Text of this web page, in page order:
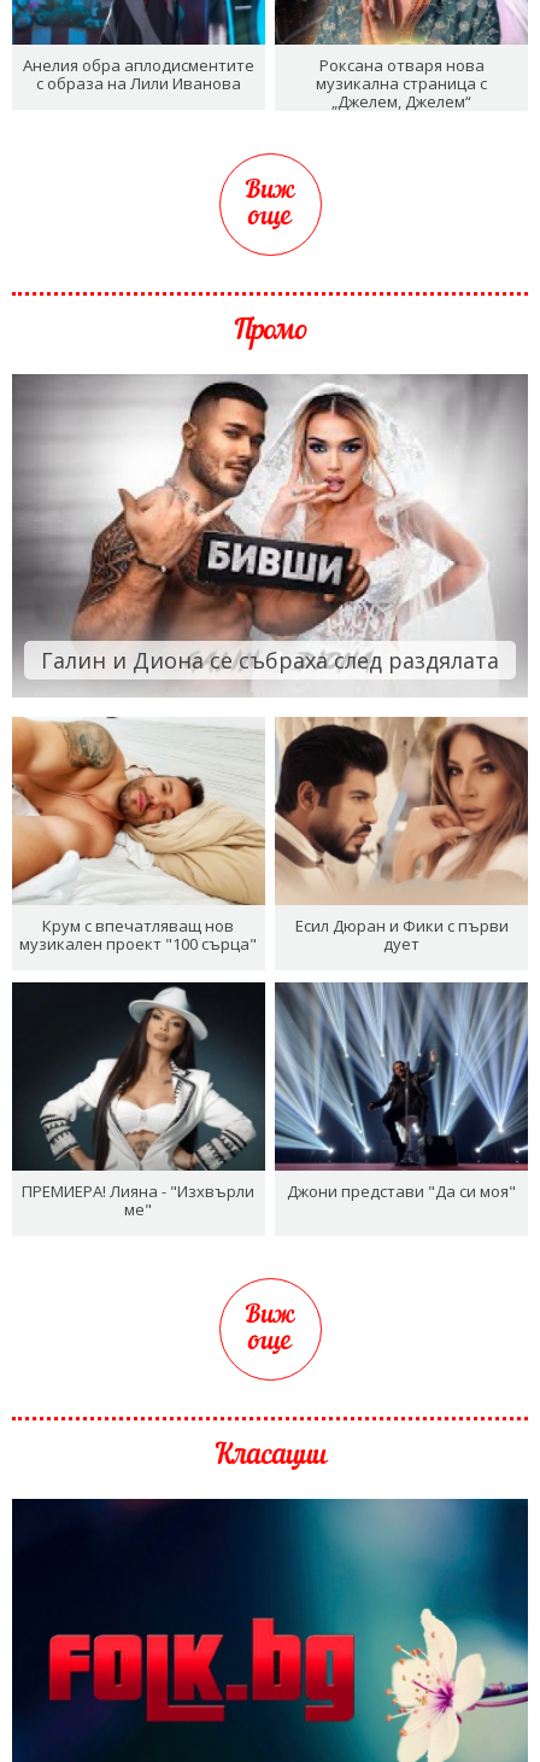
Анелия обра аплодисментите
с образа на Лили Иванова
Роксана отваря нова
музикална страница с
„Джелем, Джелем“
Виж
още
Промо
Галин и Диона се събраха след раздялата
Крум с впечатляващ нов
музикален проект "100 сърца"
Есил Дюран и Фики с първи
дует
ПРЕМИЕРА! Лияна - "Изхвърли
ме"
Джони представи "Да си моя"
Виж
още
Класации